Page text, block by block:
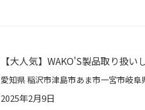
【大人気】WAKO'S製品取り扱い
2025年2月9日